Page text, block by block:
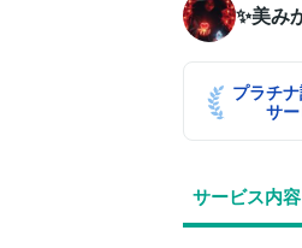
✨美
プラチ
サ
サービス内容